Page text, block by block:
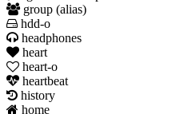
group (alias)
hdd-o
headphones
heart
heart-o
heartbeat
history
home